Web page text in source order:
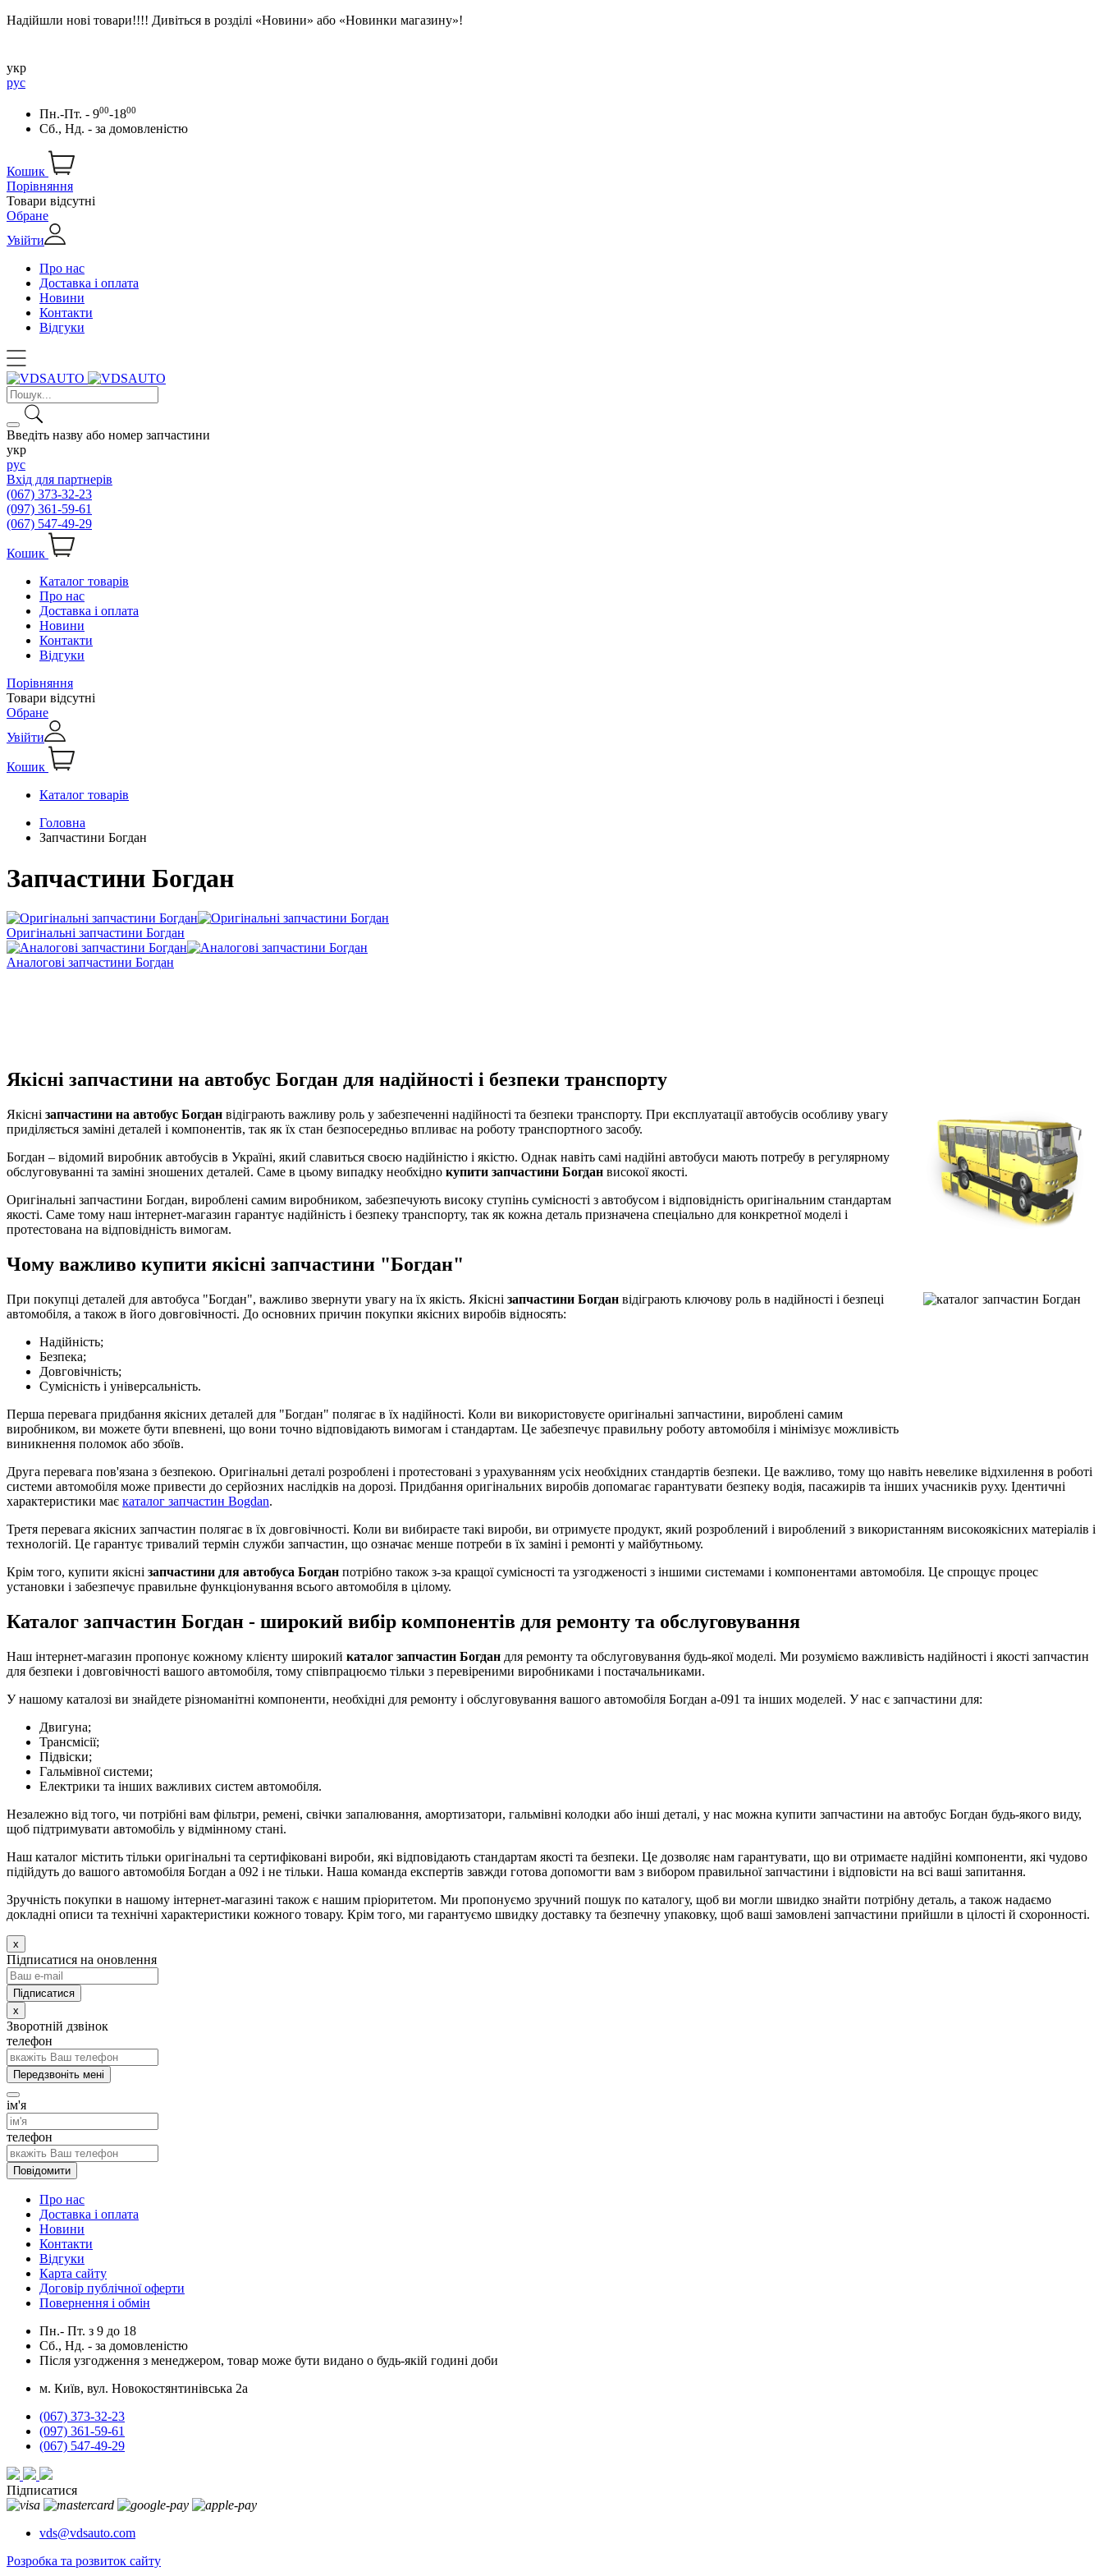
Надійшли нові товари!!!! Дивіться в розділі «Новини» або «Новинки магазину»!
укр
рус
Пн.-Пт. - 900-1800
Сб., Нд. - за домовленістю
Кошик
Порівняння
Товари відсутні
Обране
Увійти
Про нас
Доставка і оплата
Новини
Контакти
Відгуки
Введіть назву або номер запчастини
укр
рус
Вхід для партнерів
(067) 373-32-23
(097) 361-59-61
(067) 547-49-29
Кошик
Каталог товарів
Про нас
Доставка і оплата
Новини
Контакти
Відгуки
Порівняння
Товари відсутні
Обране
Увійти
Кошик
Каталог товарів
Головна
Запчастини Богдан
Запчастини Богдан
Оригінальні запчастини Богдан
Аналогові запчастини Богдан
Якісні запчастини на автобус Богдан для надійності і безпеки транспорту
Якісні запчастини на автобус Богдан відіграють важливу роль у забезпеченні надійності та безпеки транспорту. При експлуатації автобусів особливу увагу
приділяється заміні деталей і компонентів, так як їх стан безпосередньо впливає на роботу транспортного засобу.
Богдан – відомий виробник автобусів в Україні, який славиться своєю надійністю і якістю. Однак навіть самі надійні автобуси мають потребу в регулярному
обслуговуванні та заміні зношених деталей. Саме в цьому випадку необхідно купити запчастини Богдан високої якості.
Оригінальні запчастини Богдан, вироблені самим виробником, забезпечують високу ступінь сумісності з автобусом і відповідність оригінальним стандартам
якості. Саме тому наш інтернет-магазин гарантує надійність і безпеку транспорту, так як кожна деталь призначена спеціально для конкретної моделі і
протестована на відповідність вимогам.
Чому важливо купити якісні запчастини "Богдан"
При покупці деталей для автобуса "Богдан", важливо звернути увагу на їх якість. Якісні запчастини Богдан відіграють ключову роль в надійності і безпеці
автомобіля, а також в його довговічності. До основних причин покупки якісних виробів відносять:
Надійність;
Безпека;
Довговічність;
Сумісність і універсальність.
Перша перевага придбання якісних деталей для "Богдан" полягає в їх надійності. Коли ви використовуєте оригінальні запчастини, вироблені самим
виробником, ви можете бути впевнені, що вони точно відповідають вимогам і стандартам. Це забезпечує правильну роботу автомобіля і мінімізує можливість
виникнення поломок або збоїв.
Друга перевага пов'язана з безпекою. Оригінальні деталі розроблені і протестовані з урахуванням усіх необхідних стандартів безпеки. Це важливо, тому що навіть невелике відхилення в роботі
системи автомобіля може привести до серйозних наслідків на дорозі. Придбання оригінальних виробів допомагає гарантувати безпеку водія, пасажирів та інших учасників руху. Ідентичні
характеристики має каталог запчастин Bogdan.
Третя перевага якісних запчастин полягає в їх довговічності. Коли ви вибираєте такі вироби, ви отримуєте продукт, який розроблений і вироблений з використанням високоякісних матеріалів і
технологій. Це гарантує тривалий термін служби запчастин, що означає менше потреби в їх заміні і ремонті у майбутньому.
Крім того, купити якісні запчастини для автобуса Богдан потрібно також з-за кращої сумісності та узгодженості з іншими системами і компонентами автомобіля. Це спрощує процес
установки і забезпечує правильне функціонування всього автомобіля в цілому.
Каталог запчастин Богдан - широкий вибір компонентів для ремонту та обслуговування
Наш інтернет-магазин пропонує кожному клієнту широкий каталог запчастин Богдан для ремонту та обслуговування будь-якої моделі. Ми розуміємо важливість надійності і якості запчастин
для безпеки і довговічності вашого автомобіля, тому співпрацюємо тільки з перевіреними виробниками і постачальниками.
У нашому каталозі ви знайдете різноманітні компоненти, необхідні для ремонту і обслуговування вашого автомобіля Богдан а-091 та інших моделей. У нас є запчастини для:
Двигуна;
Трансмісії;
Підвіски;
Гальмівної системи;
Електрики та інших важливих систем автомобіля.
Незалежно від того, чи потрібні вам фільтри, ремені, свічки запалювання, амортизатори, гальмівні колодки або інші деталі, у нас можна купити запчастини на автобус Богдан будь-якого виду,
щоб підтримувати автомобіль у відмінному стані.
Наш каталог містить тільки оригінальні та сертифіковані вироби, які відповідають стандартам якості та безпеки. Це дозволяє нам гарантувати, що ви отримаєте надійні компоненти, які чудово
підійдуть до вашого автомобіля Богдан а 092 і не тільки. Наша команда експертів завжди готова допомогти вам з вибором правильної запчастини і відповісти на всі ваші запитання.
Зручність покупки в нашому інтернет-магазині також є нашим пріоритетом. Ми пропонуємо зручний пошук по каталогу, щоб ви могли швидко знайти потрібну деталь, а також надаємо
докладні описи та технічні характеристики кожного товару. Крім того, ми гарантуємо швидку доставку та безпечну упаковку, щоб ваші замовлені запчастини прийшли в цілості й схоронності.
x
Підписатися на оновлення
x
Зворотній дзвінок
телефон
Передзвоніть мені
ім'я
телефон
Повідомити
Про нас
Доставка і оплата
Новини
Контакти
Відгуки
Карта сайту
Договір публічної оферти
Повернення і обмін
Пн.- Пт. з 9 до 18
Сб., Нд. - за домовленістю
Після узгодження з менеджером, товар може бути видано о будь-якій годині доби
м. Київ, вул. Новокостянтинівська 2а
(067) 373-32-23
(097) 361-59-61
(067) 547-49-29
Підписатися
vds@vdsauto.com
Розробка та розвиток сайту